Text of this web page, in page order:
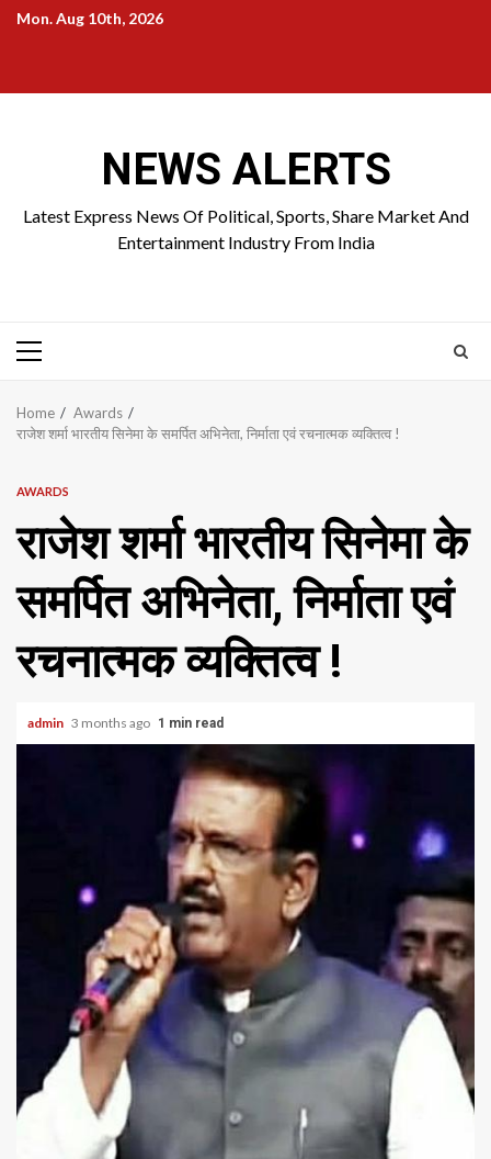
SkipMon. Aug 10th, 2026
NEWS ALERTS
Latest Express News Of Political, Sports, Share Market And
Entertainment Industry From India
Primary
Home
Awards
राजेश शर्मा भारतीय सिनेमा के समर्पित अभिनेता, निर्माता एवं रचनात्मक व्यक्तित्व !
AWARDS
राजेश शर्मा भारतीय सिनेमा के
समर्पित अभिनेता, निर्माता एवं
रचनात्मक व्यक्तित्व !
admin 3 months ago 1 min read